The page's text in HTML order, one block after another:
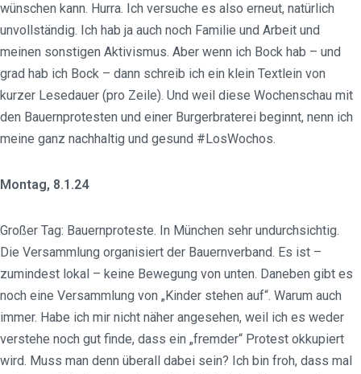
wünschen kann. Hurra. Ich versuche es also erneut, natürlich
unvollständig. Ich hab ja auch noch Familie und Arbeit und
meinen sonstigen Aktivismus. Aber wenn ich Bock hab – und
grad hab ich Bock – dann schreib ich ein klein Textlein von
kurzer Lesedauer (pro Zeile). Und weil diese Wochenschau mit
den Bauernprotesten und einer Burgerbraterei beginnt, nenn ich
meine ganz nachhaltig und gesund #LosWochos.
Montag, 8.1.24
Großer Tag: Bauernproteste. In München sehr undurchsichtig.
Die Versammlung organisiert der Bauernverband. Es ist –
zumindest lokal – keine Bewegung von unten. Daneben gibt es
noch eine Versammlung von „Kinder stehen auf“. Warum auch
immer. Habe ich mir nicht näher angesehen, weil ich es weder
verstehe noch gut finde, dass ein „fremder“ Protest okkupiert
wird. Muss man denn überall dabei sein? Ich bin froh, dass mal